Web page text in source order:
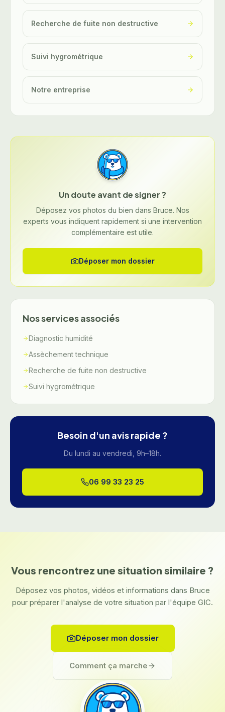
Recherche de fuite non destructive
Suivi hygrométrique
Notre entreprise
Un doute avant de signer ?
Déposez vos photos du bien dans Bruce. Nos
experts vous indiquent rapidement si une intervention
complémentaire est utile.
Déposer mon dossier
Nos services associés
Diagnostic humidité
Assèchement technique
Recherche de fuite non destructive
Suivi hygrométrique
Besoin d'un avis rapide ?
Du lundi au vendredi, 9h–18h.
06 99 33 23 25
Vous rencontrez une situation similaire ?
Déposez vos photos, vidéos et informations dans Bruce
pour préparer l'analyse de votre situation par l'équipe GIC.
Déposer mon dossier
Comment ça marche